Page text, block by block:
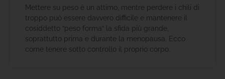
Mettere su peso è un attimo, mentre perdere i chili di
troppo può essere davvero difficile e mantenere il
cosiddetto “peso forma“ la sfida più grande,
soprattutto prima e durante la menopausa. Ecco
come tenere sotto controllo il proprio corpo.